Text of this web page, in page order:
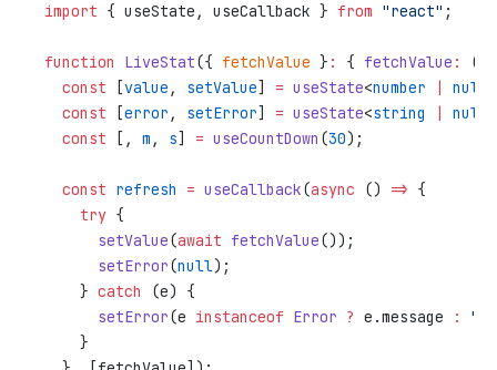
import { useState, useCallback } from "react" ;
function LiveStat({ fetchValue } : { fetchValue :
()
  const
[value , setValue] = useState<number | null
  const
[error , setError] = useState<string | null
  const
[, m , s] = useCountDown (30);
  const
refresh = useCallback(async () => {
    try
{
      setValue
(await fetchValue());
      setError
(null);
    }
catch
(e) {
      setError
(e instanceof Error ? e.message :
"未
    }